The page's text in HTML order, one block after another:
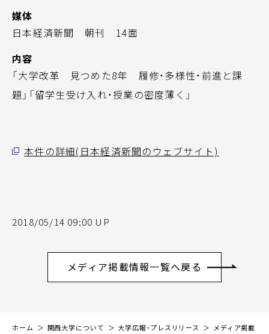
媒体
日本経済新聞 朝刊 14面
内容
「大学改革 見つめた8年 履修・多様性・前進と課
題」「留学生受け入れ・授業の密度薄く」
本件の詳細(日本経済新聞のウェブサイト)
2018/05/14 09:00 UP
メディア掲載情報一覧へ戻る
ホーム 関西大学について 大学広報・プレスリリース
メディア掲載